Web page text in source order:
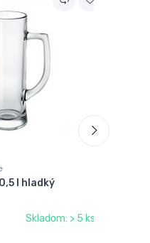
l hladký
Skladom: > 5 ks